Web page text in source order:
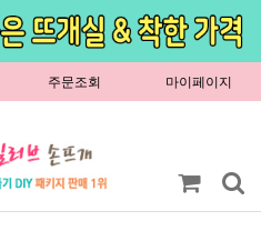
주문조회 마이페이지